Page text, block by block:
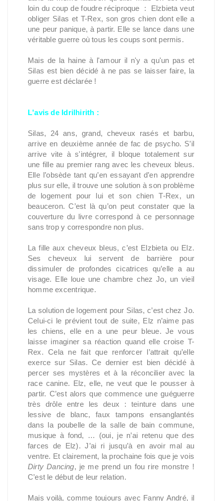
loin du coup de foudre réciproque : Elzbieta veut
obliger Silas et T-Rex, son gros chien dont elle a
une peur panique, à partir. Elle se lance dans une
véritable guerre où tous les coups sont permis.
Mais de la haine à l'amour il n'y a qu'un pas et
Silas est bien décidé à ne pas se laisser faire, la
guerre est déclarée !
L'avis de Idrilhirith :
Silas, 24 ans, grand, cheveux rasés et barbu,
arrive en deuxième année de fac de psycho. S’il
arrive vite à s'intégrer, il bloque totalement sur
une fille au premier rang avec les cheveux bleus.
Elle l’obsède tant qu’en essayant d’en apprendre
plus sur elle, il trouve une solution à son problème
de logement pour lui et son chien T-Rex, un
beauceron. C’est là qu’on peut constater que la
couverture du livre correspond à ce personnage
sans trop y correspondre non plus.
La fille aux cheveux bleus, c’est Elzbieta ou Elz.
Ses cheveux lui servent de barrière pour
dissimuler de profondes cicatrices qu’elle a au
visage. Elle loue une chambre chez Jo, un vieil
homme excentrique.
La solution de logement pour Silas, c’est chez Jo.
Celui-ci le prévient tout de suite, Elz n’aime pas
les chiens, elle en a une peur bleue. Je vous
laisse imaginer sa réaction quand elle croise T-
Rex. Cela ne fait que renforcer l’attrait qu’elle
exerce sur Silas. Ce dernier est bien décidé à
percer ses mystères et à la réconcilier avec la
race canine. Elz, elle, ne veut que le pousser à
partir. C’est alors que commence une guéguerre
très drôle entre les deux : teinture dans une
lessive de blanc, faux tampons ensanglantés
dans la poubelle de la salle de bain commune,
musique à fond, … (oui, je n’ai retenu que des
farces de Elz). J’ai ri jusqu’à en avoir mal au
ventre. Et clairement, la prochaine fois que je vois
Dirty Dancing, je me prend un fou rire monstre !
C’est le début de leur relation.
Mais voilà, comme toujours avec Fanny André, il